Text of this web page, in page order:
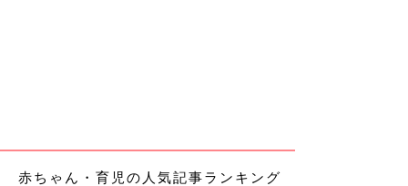
赤ちゃん・育児の人気記事ランキング